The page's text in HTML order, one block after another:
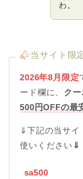
わ。
当サイト限
2026年8月限定
ード欄に、 ク
500円OFFの最
⇓下記の当サイ
使いください ⇓
sa500